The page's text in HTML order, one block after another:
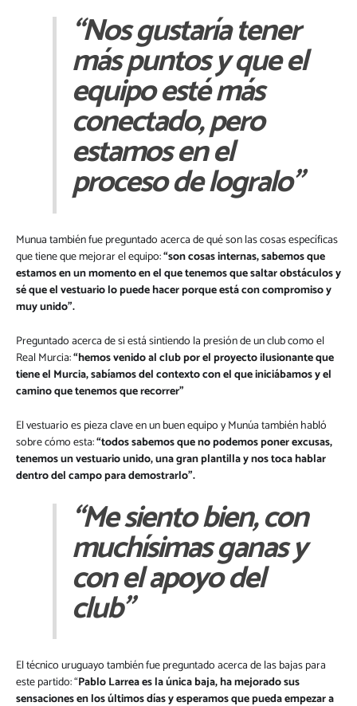
“Nos gustaría tener
más puntos y que el
equipo esté más
conectado, pero
estamos en el
proceso de logralo”
Munua también fue preguntado acerca de qué son las cosas específicas
que tiene que mejorar el equipo:“son cosas internas, sabemos que
estamos en un momento en el que tenemos que saltar obstáculos y
sé que el vestuario lo puede hacer porque está con compromiso y
muy unido”.
Preguntado acerca de si está sintiendo la presión de un club como el
Real Murcia:“hemos venido al club por el proyecto ilusionante que
tiene el Murcia, sabíamos del contexto con el que iniciábamos y el
camino que tenemos que recorrer”
El vestuario es pieza clave en un buen equipo y Munúa también habló
sobre cómo esta:“todos sabemos que no podemos poner excusas,
tenemos un vestuario unido, una gran plantilla y nos toca hablar
dentro del campo para demostrarlo”.
“Me siento bien, con
muchísimas ganas y
con el apoyo del
club”
El técnico uruguayo también fue preguntado acerca de las bajas para
este partido: “Pablo Larrea es la única baja, ha mejorado sus
sensaciones en los últimos días y esperamos que pueda empezar a